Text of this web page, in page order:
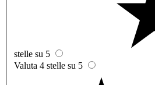
stelle su 5
Valuta 4 stelle su 5